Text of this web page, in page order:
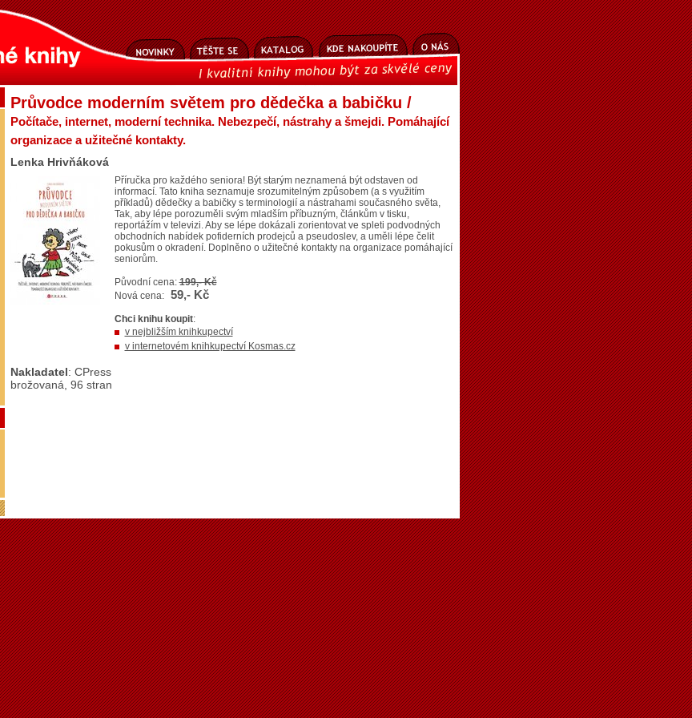
Průvodce moderním světem pro dědečka a babičku /
Počítače, internet, moderní technika. Nebezpečí, nástrahy a šmejdi. Pomáhající
organizace a užitečné kontakty.
Lenka Hrivňáková
Příručka pro každého seniora! Být starým neznamená být odstaven od
informací. Tato kniha seznamuje srozumitelným způsobem (a s využitím
příkladů) dědečky a babičky s terminologií a nástrahami současného světa,
Tak, aby lépe porozuměli svým mladším příbuzným, článkům v tisku,
reportážím v televizi. Aby se lépe dokázali zorientovat ve spleti podvodných
obchodních nabídek pofiderních prodejců a pseudoslev, a uměli lépe čelit
pokusům o okradení. Doplněno o užitečné kontakty na organizace pomáhající
seniorům.
Původní cena:199,- Kč
Nová cena: 59,- Kč
Chci knihu koupit:
v nejbližším knihkupectví
v internetovém knihkupectví Kosmas.cz
Nakladatel: CPress
brožovaná, 96 stran